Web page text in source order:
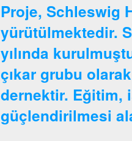
Proje, Schleswig
yürütülmektedir.
yılında
çıkar grubu
dernektir. Eğitim,
güçlendirilmesi